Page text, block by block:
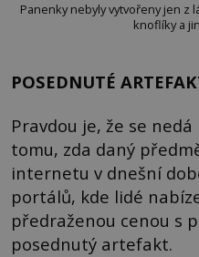
Panenky nebyly vytvořeny jen z
knoflíky a
POSEDNUTÉ
Pravdou je, že se
tomu, zda daný
internetu v dnešní
portálů, kde lidé
předraženou cenou s
posednutý artefakt.